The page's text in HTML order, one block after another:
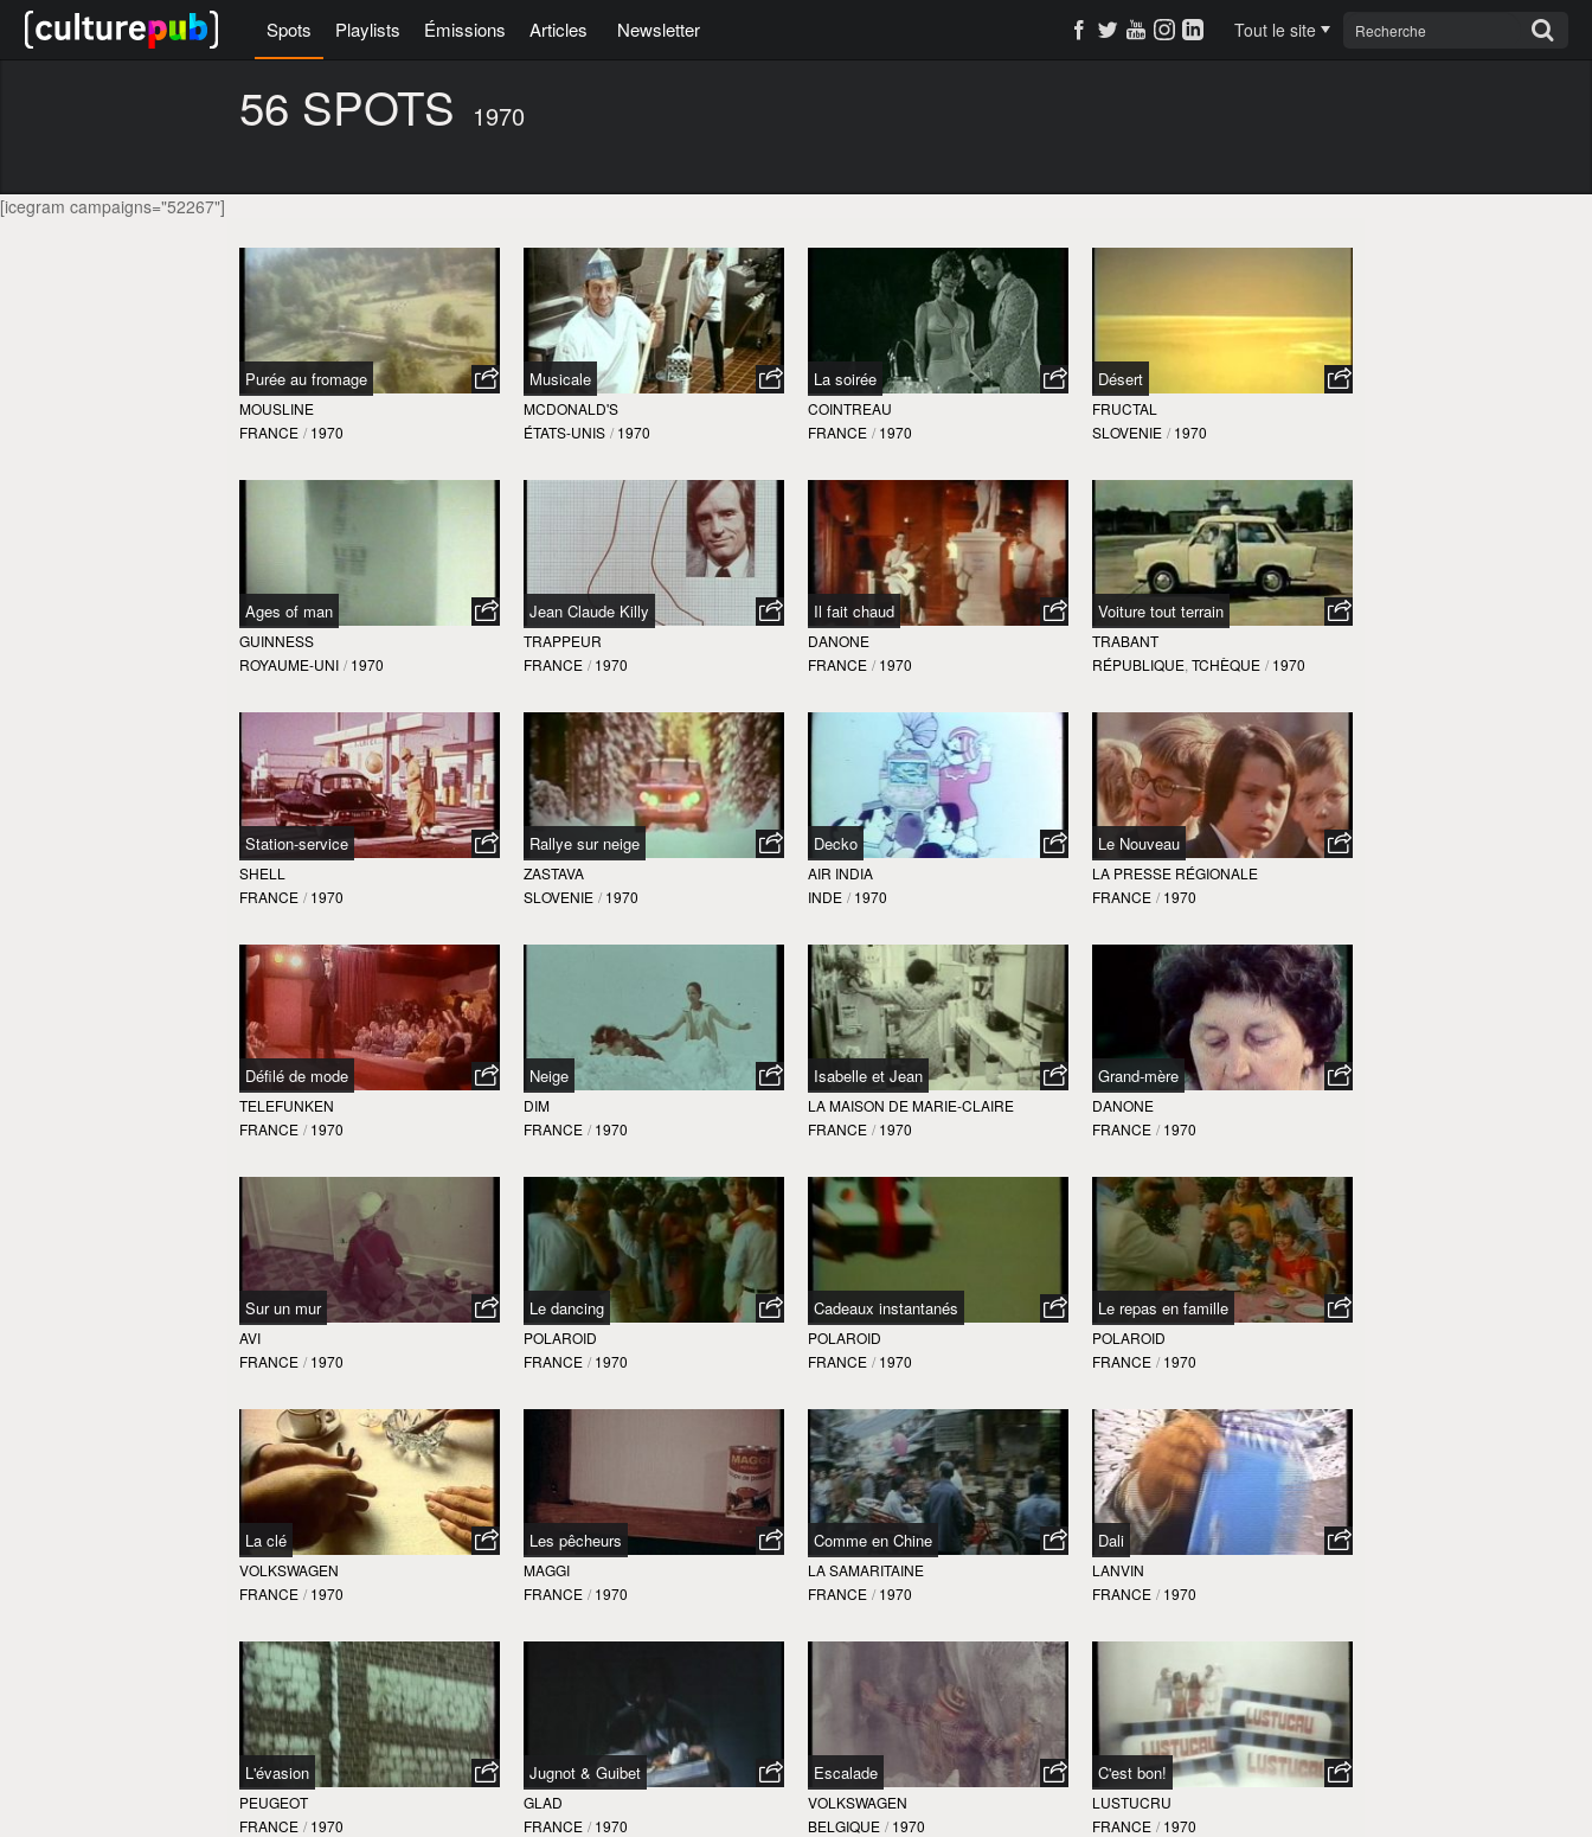
Spots Playlists Émissions Articles Newsletter Tout le site
56 SPOTS 1970
[icegram campaigns="52267"]
Purée au fromage
MOUSLINE
FRANCE / 1970
Musicale
MCDONALD'S
ÉTATS-UNIS / 1970
La soirée
COINTREAU
FRANCE / 1970
Désert
FRUCTAL
SLOVENIE / 1970
Ages of man
GUINNESS
ROYAUME-UNI / 1970
Jean Claude Killy
TRAPPEUR
FRANCE / 1970
Il fait chaud
DANONE
FRANCE / 1970
Voiture tout terrain
TRABANT
RÉPUBLIQUE, TCHÈQUE / 1970
Station-service
SHELL
FRANCE / 1970
Rallye sur neige
ZASTAVA
SLOVENIE / 1970
Decko
AIR INDIA
INDE / 1970
Le Nouveau
LA PRESSE RÉGIONALE
FRANCE / 1970
Défilé de mode
TELEFUNKEN
FRANCE / 1970
Neige
DIM
FRANCE / 1970
Isabelle et Jean
LA MAISON DE MARIE-CLAIRE
FRANCE / 1970
Grand-mère
DANONE
FRANCE / 1970
Sur un mur
AVI
FRANCE / 1970
Le dancing
POLAROID
FRANCE / 1970
Cadeaux instantanés
POLAROID
FRANCE / 1970
Le repas en famille
POLAROID
FRANCE / 1970
La clé
VOLKSWAGEN
FRANCE / 1970
Les pêcheurs
MAGGI
FRANCE / 1970
Comme en Chine
LA SAMARITAINE
FRANCE / 1970
Dali
LANVIN
FRANCE / 1970
L'évasion
PEUGEOT
FRANCE / 1970
Jugnot & Guibet
GLAD
FRANCE / 1970
Escalade
VOLKSWAGEN
BELGIQUE / 1970
C'est bon!
LUSTUCRU
FRANCE / 1970